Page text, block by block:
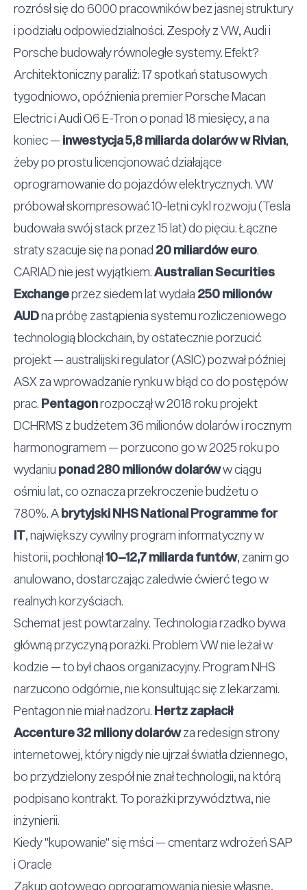
rozrósł się do 6000 pracowników bez jasnej struktury
i podziału odpowiedzialności. Zespoły z VW, Audi i
Porsche budowały równoległe systemy. Efekt?
Architektoniczny paraliż: 17 spotkań statusowych
tygodniowo, opóźnienia premier Porsche Macan
Electric i Audi Q6 E-Tron o ponad 18 miesięcy, a na
koniec — inwestycja 5,8 miliarda dolarów w Rivian,
żeby po prostu licencjonować działające
oprogramowanie do pojazdów elektrycznych. VW
próbował skompresować 10-letni cykl rozwoju (Tesla
budowała swój stack przez 15 lat) do pięciu. Łączne
straty szacuje się na ponad 20 miliardów euro.
CARIAD nie jest wyjątkiem.Australian Securities
Exchangeprzez siedem lat wydała 250 milionów
AUDna próbę zastąpienia systemu rozliczeniowego
technologią blockchain, by ostatecznie porzucić
projekt — australijski regulator (ASIC) pozwał później
ASX za wprowadzanie rynku w błąd co do postępów
prac. Pentagonrozpoczął w 2018 roku projekt
DCHRMS z budżetem 36 milionów dolarów i rocznym
harmonogramem — porzucono go w 2025 roku po
wydaniu ponad 280 milionów dolaróww ciągu
ośmiu lat, co oznacza przekroczenie budżetu o
780%. Abrytyjski NHS National Programme for
IT, największy cywilny program informatyczny w
historii, pochłonął10–12,7 miliarda funtów, zanim go
anulowano, dostarczając zaledwie ćwierć tego w
realnych korzyściach.
Schemat jest powtarzalny. Technologia rzadko bywa
główną przyczyną porażki. Problem VW nie leżał w
kodzie — to był chaos organizacyjny. Program NHS
narzucono odgórnie, nie konsultując się z lekarzami.
Pentagon nie miał nadzoru. Hertz zapłacił
Accenture 32 miliony dolarówza redesign strony
internetowej, który nigdy nie ujrzał światła dziennego,
bo przydzielony zespół nie znał technologii, na którą
podpisano kontrakt. To porażki przywództwa, nie
inżynierii.
Kiedy"kupowanie"się mści — cmentarz wdrożeń SAP
i Oracle
Zakup gotowego oprogramowania niesie własne,